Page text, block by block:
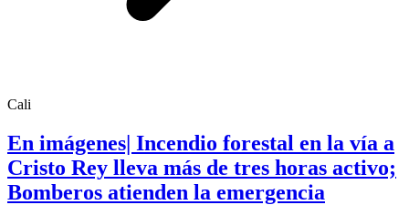
Cali
En imágenes| Incendio forestal en la vía a
Cristo Rey lleva más de tres horas activo;
Bomberos atienden la emergencia